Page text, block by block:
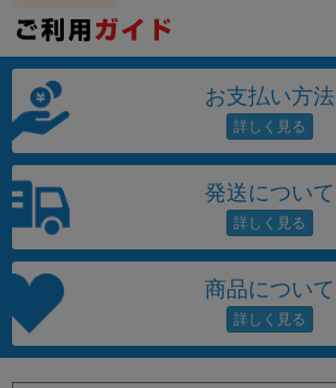
お支払い方法
発送について
商品について